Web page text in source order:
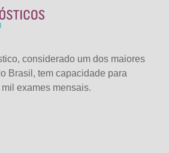
considerado um dos maiores
Brasil, tem capacidade para
exames mensais.